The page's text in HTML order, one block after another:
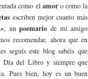
como el amoro como la
escriben mejor cuanto más
, unpoemario de mi amigo
recomendar, ahora que en
seguís este blog sabéis que
Día del Libro y siempre que
Pues bien, hoy es un buen